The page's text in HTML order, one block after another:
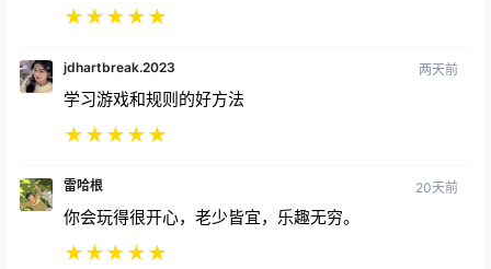
★★★★★
jdhartbreak.2023 两天前
学习游戏和规则的好方法
★★★★★
雷哈根 20天前
你会玩得很开心，老少皆宜，乐趣无穷。
★★★★★